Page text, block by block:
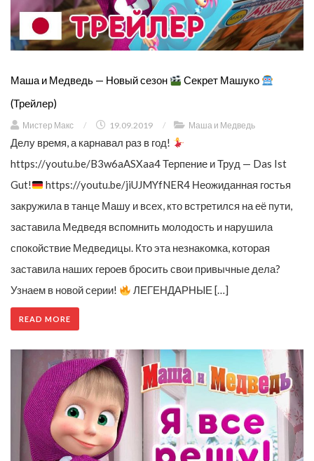
Маша и Медведь — Новый сезон
Секрет Машуко
(Трейлер)
Мистер Макс / 19.09.2019 / Маша и Медведь
Делу время, а карнавал раз в год!
https://youtu.be/B3w6aASXaa4 Терпение и Труд — Das Ist
Gut!
https://youtu.be/jiUJMYfNER4 Неожиданная гостья
закружила в танце Машу и всех, кто встретился на её пути,
заставила Медведя вспомнить молодость и нарушила
спокойствие Медведицы. Кто эта незнакомка, которая
заставила наших героев бросить свои привычные дела?
Узнаем в новой серии!
ЛЕГЕНДАРНЫЕ […]
READ MORE